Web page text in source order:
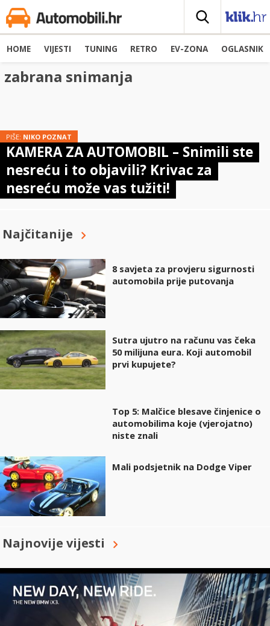
HOME VIJESTI TUNING RETRO EV-ZONA OGLASNIK
zabrana snimanja
PIŠE: NIKO POZNAT
KAMERA ZA AUTOMOBIL – Snimili ste
nesreću i to objavili? Krivac za
nesreću može vas tužiti!
Najčitanije
8 savjeta za provjeru sigurnosti
automobila prije putovanja
Sutra ujutro na računu vas čeka
50 milijuna eura. Koji automobil
prvi kupujete?
Top 5: Malčice blesave činjenice o
automobilima koje (vjerojatno)
niste znali
Mali podsjetnik na Dodge Viper
Najnovije vijesti